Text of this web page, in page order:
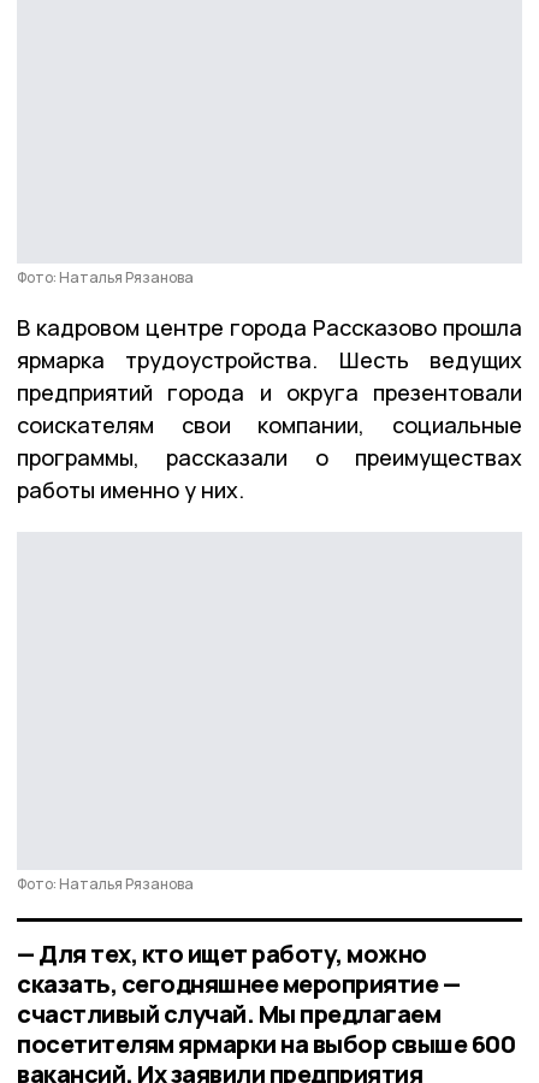
Фото: Наталья Рязанова
В кадровом центре города Рассказово прошла
ярмарка трудоустройства. Шесть ведущих
предприятий города и округа презентовали
соискателям свои компании, социальные
программы, рассказали о преимуществах
работы именно у них.
Фото: Наталья Рязанова
— Для тех, кто ищет работу, можно
сказать, сегодняшнее мероприятие —
счастливый случай. Мы предлагаем
посетителям ярмарки на выбор свыше 600
вакансий. Их заявили предприятия